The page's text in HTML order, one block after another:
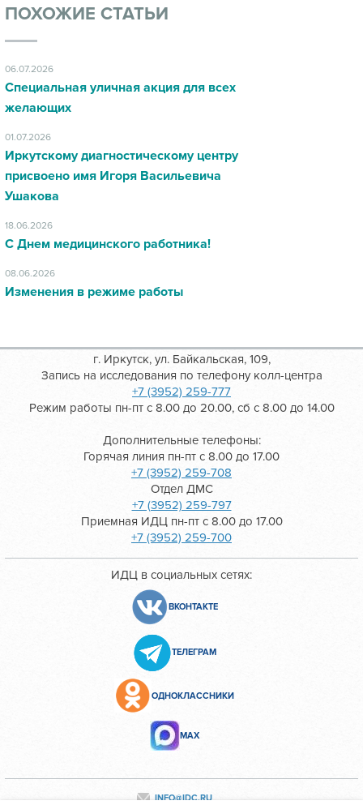
ПОХОЖИЕ СТАТЬИ
06.07.2026
Специальная уличная акция для всех
желающих
01.07.2026
Иркутскому диагностическому центру
присвоено имя Игоря Васильевича
Ушакова
18.06.2026
С Днем медицинского работника!
08.06.2026
Изменения в режиме работы
г. Иркутск, ул. Байкальская, 109,
Запись на исследования по телефону колл-центра
+7 (3952) 259-777
Режим работы пн-пт с 8.00 до 20.00, сб с 8.00 до 14.00
Дополнительные телефоны:
Горячая линия пн-пт с 8.00 до 17.00
+7 (3952) 259-708
Отдел ДМС
+7 (3952) 259-797
Приемная ИДЦ пн-пт с 8.00 до 17.00
+7 (3952) 259-700
ИДЦ в социальных сетях:
ВКОНТАКТЕ
ТЕЛЕГРАМ
ОДНОКЛАССНИКИ
МАХ
INFO@IDC.RU